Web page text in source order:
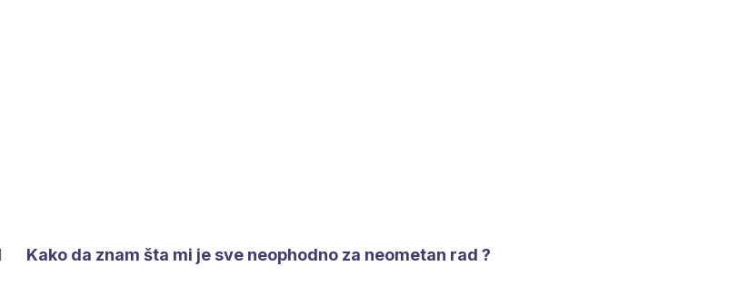
Kako da znam šta mi je sve neophodno za neometan rad ?